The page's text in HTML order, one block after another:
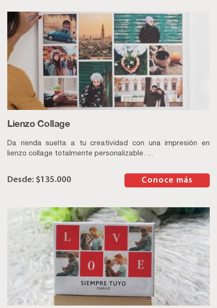
Lienzo Collage
Da rienda suelta a tu creatividad con una impresión en
lienzo collage totalmente personalizable. ...
$135.000 Conoce más